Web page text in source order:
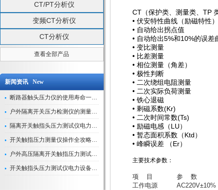
CT/PT分析仪
变频CT分析仪
CT分析仪
查看全部产品
新闻资讯 New
断路器触头压力仪的使用寿命一般是多久？
户外隔离开关压力检测仪的测量数据如何与GIS系统对接实现智能化运维？
隔离开关触指头压力测试仪电力系统安全运行的“定海神针”
开关触指压力测量仪操作全攻略：从准备到精准测量的实战指南
户外高压隔离开关触指压力测试仪的作用与价值
开关触指头压力测试仪电力设备安全的“隐形守护者”
CT （保护类、测量类、 TP
• 伏安特性曲线（励磁特性）
• 自动给出拐点值
• 自动给出5%和 10%的误差
• 变比测量
• 比差测量
• 相位测量（角差）
• 极性判断
• 二次绕组电阻测量
• 二次实际负荷测量
• 铁心退磁
• 剩磁系数(Kr)
• 二次时间常数(Ts)
• 励磁电感（ LU ）
• 暂态面积系数（ Ktd ）
• 峰瞬误差 （ Er）
主要技术参数：
项 目
参 数
工作电源
AC220V±10%